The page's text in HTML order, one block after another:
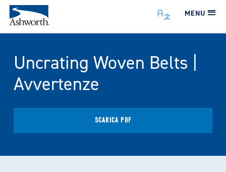
MENU
Uncrating Woven Belts |
Avvertenze
SCARICA PDF